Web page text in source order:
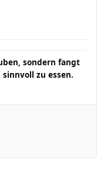
sondern fangt
zu essen.